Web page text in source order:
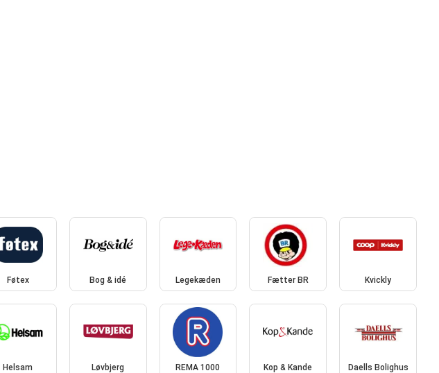
Føtex Bog & idé Legekæden Fætter BR Kvickly
Helsam Løvbjerg REMA 1000 Kop & Kande Daells Bolighus